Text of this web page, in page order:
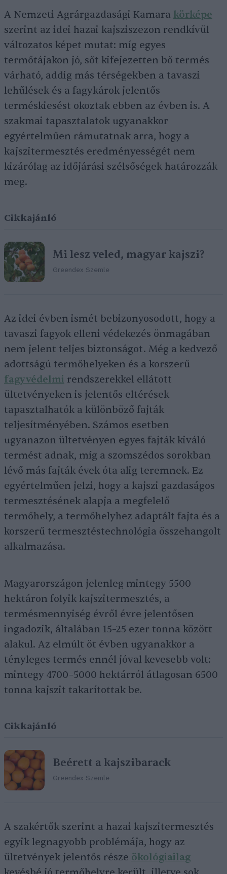
A Nemzeti Agrárgazdasági Kamara körképe
szerint az idei hazai kajsziszezon rendkívül
változatos képet mutat: míg egyes
termőtájakon jó, sőt kifejezetten bő termés
várható, addig más térségekben a tavaszi
lehűlések és a fagykárok jelentős
terméskiesést okoztak ebben az évben is. A
szakmai tapasztalatok ugyanakkor
egyértelműen rámutatnak arra, hogy a
kajszitermesztés eredményességét nem
kizárólag az időjárási szélsőségek határozzák
meg.
Cikkajánló
Mi lesz veled, magyar kajszi?
Greendex Szemle
Az idei évben ismét bebizonyosodott, hogy a
tavaszi fagyok elleni védekezés önmagában
nem jelent teljes biztonságot. Még a kedvező
adottságú termőhelyeken és a korszerű
fagyvédelmi rendszerekkel ellátott
ültetvényeken is jelentős eltérések
tapasztalhatók a különböző fajták
teljesítményében. Számos esetben
ugyanazon ültetvényen egyes fajták kiváló
termést adnak, míg a szomszédos sorokban
lévő más fajták évek óta alig teremnek. Ez
egyértelműen jelzi, hogy a kajszi gazdaságos
termesztésének alapja a megfelelő
termőhely, a termőhelyhez adaptált fajta és a
korszerű termesztéstechnológia összehangolt
alkalmazása.
Magyarországon jelenleg mintegy 5500
hektáron folyik kajszitermesztés, a
termésmennyiség évről évre jelentősen
ingadozik, általában 15–25 ezer tonna között
alakul. Az elmúlt öt évben ugyanakkor a
tényleges termés ennél jóval kevesebb volt:
mintegy 4700–5000 hektárról átlagosan 6500
tonna kajszit takarítottak be.
Cikkajánló
Beérett a kajszibarack
Greendex Szemle
A szakértők szerint a hazai kajszitermesztés
egyik legnagyobb problémája, hogy az
ültetvények jelentős része ökológiailag